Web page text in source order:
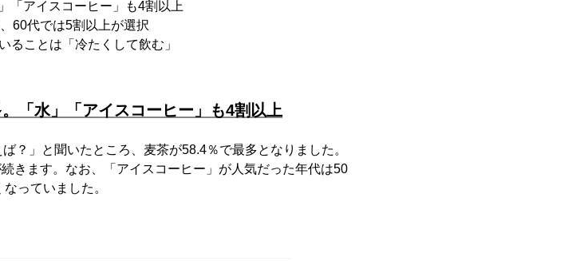
「アイスコーヒー」も4割以上
60代では5割以上が選択
ることは「冷たくして飲む」
「水」「アイスコーヒー」も4割以上
？」と聞いたところ、麦茶が58.4％で最多となりました。
きます。なお、「アイスコーヒー」が人気だった年代は50
っていました。